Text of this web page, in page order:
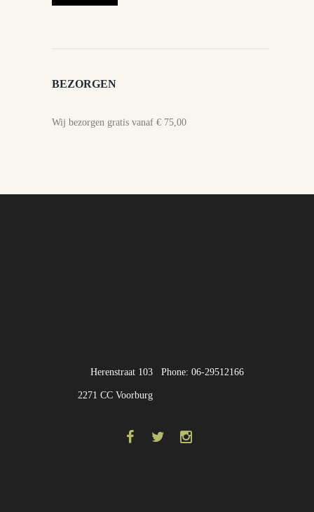
BEZORGEN
Wij bezorgen gratis vanaf € 75,00
Phone: 06-29512166
Herenstraat 103
2271 CC Voorburg